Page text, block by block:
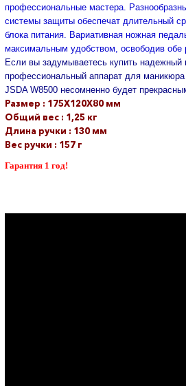
профессиональные мастера.
системы защиты обеспечат длительный
блока питания. Вариативная ножная
максимальным удобством, освободив обе
Если вы задумываетесь купить
профессиональный аппарат для
JSDA W8500 несомненно будет
Размер : 175Х120Х80 мм
Общий вес : 1,25 кг
Длина ручки : 130 мм
Вес ручки : 157 г
Гарантия 1 год!